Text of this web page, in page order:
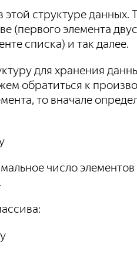
структуре данных.
(первого элемента
списка) и так далее.
для хранения
обратиться к
то вначале
число